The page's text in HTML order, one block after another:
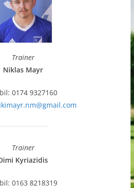
Trainer
Niklas Mayr
0174 9327160
Trainer
Kyriazidis
0163 8218319